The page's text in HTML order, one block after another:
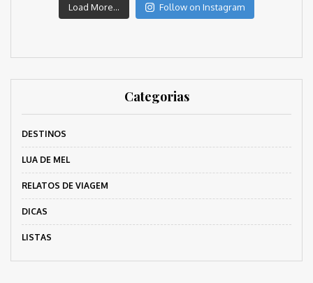
Load More... Follow on Instagram
Categorias
DESTINOS
LUA DE MEL
RELATOS DE VIAGEM
DICAS
LISTAS